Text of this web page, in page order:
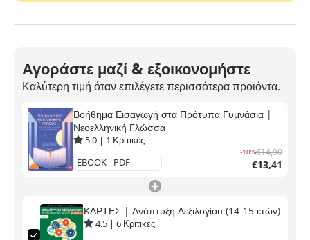
Αγοράστε μαζί & εξοικονομήστε
Καλύτερη τιμή όταν επιλέγετε περισσότερα προϊόντα.
Βοήθημα Εισαγωγή στα Πρότυπα Γυμνάσια |
Νεοελληνική Γλώσσα
5.0| 1 Κριτικές
-10%€14,90
€13,41
ΚΑΡΤΕΣ | Ανάπτυξη Λεξιλογίου (14-15 ετών)
4.5| 6Κριτικές